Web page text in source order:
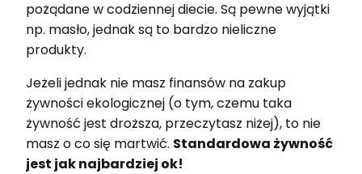
pożądane w codziennej diecie. Są pewne wyjątki
np. masło, jednak są to bardzo nieliczne
produkty.
Jeżeli jednak nie masz finansów na zakup
żywności ekologicznej (o tym, czemu taka
żywność jest droższa, przeczytasz niżej), to nie
masz o co się martwić. Standardowa żywność
jest jak najbardziej ok!